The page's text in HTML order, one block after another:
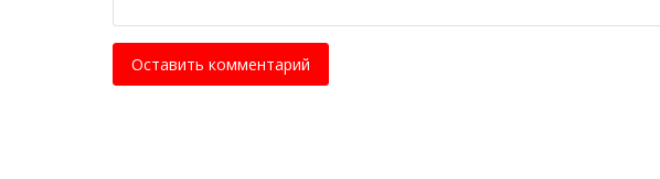
Оставить комментарий